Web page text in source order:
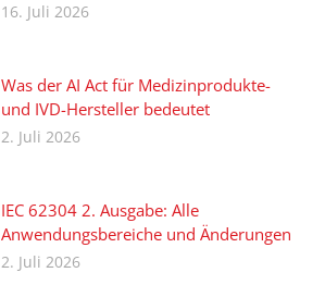
16. Juli 2026
Was der AI Act für Medizinprodukte-
und IVD-Hersteller bedeutet
2. Juli 2026
IEC 62304 2. Ausgabe: Alle
Anwendungsbereiche und Änderungen
2. Juli 2026